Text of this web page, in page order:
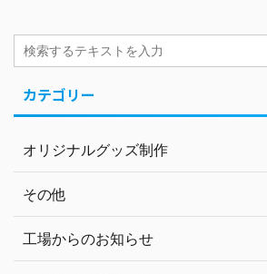
カテゴリー
オリジナルグッズ制作
その他
工場からのお知らせ